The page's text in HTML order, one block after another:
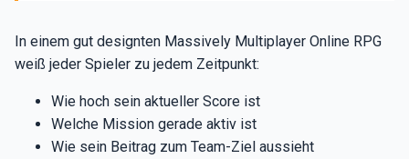
In einem gut designten Massively Multiplayer Online RPG
weiß jeder Spieler zu jedem Zeitpunkt:
Wie hoch sein aktueller Score ist
Welche Mission gerade aktiv ist
Wie sein Beitrag zum Team-Ziel aussieht